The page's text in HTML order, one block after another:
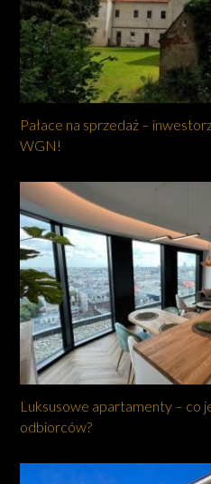
Pałace na sprzedaż –
WGN!
Luksusowe apartamenty – co
odbiorców?